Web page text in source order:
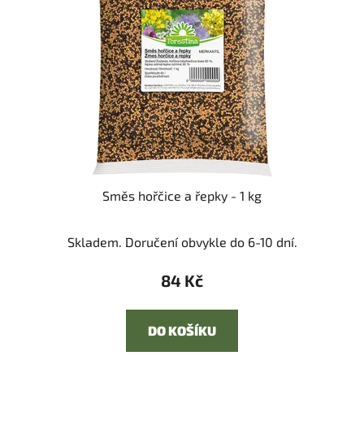
Směs hořčice a řepky - 1 kg
Skladem. Doručení obvykle do 6-10 dní.
84 Kč
DO KOŠÍKU